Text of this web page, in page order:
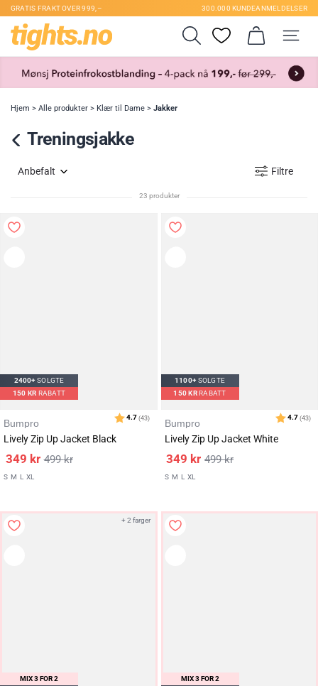
GRATIS FRAKT OVER 999,– 300.000 KUNDEANMELDELSER
Hjem > Alle produkter > Klær til Dame > Jakker
Treningsjakke
Anbefalt Filtre
23 produkter
2400+SOLGTE
150 KR RABATT
Bumpro
Lively Zip Up Jacket Black
499kr
349 kr
S M L XL
1100+SOLGTE
150KRRABATT
Bumpro
Lively Zip Up Jacket White
499kr
349 kr
S M L XL
MIX 3 FOR 2
+ 2 farger
MIX 3 FOR 2